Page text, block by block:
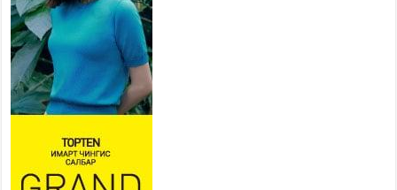
цагаа өнгөрүүлдэг, жуулчид зорьж ирдэг цэг
болгоно
2026 оны 7 сар 21 / 16 цаг 47 минут
Тусгай замын автобус /BRT/ төслийн удирдах
хорооны ээлжит хуралдаан боллоо
2026 оны 7 сар 21 / 16 цаг 43 минут
Ерөнхий сайд Н.Учрал БНХАУ-аас Монгол Улсад
суугаа Элчин сайд Шэнь Миньжюанийг хүлээн
авч уулзав
2026 оны 7 сар 21 / 16 цаг 39 минут